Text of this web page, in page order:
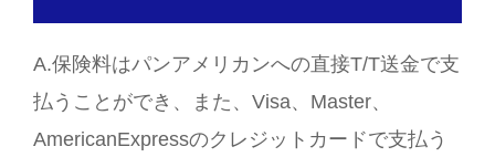
A.保険料はパンアメリカンへの直接T/T送金で支
払うことができ、また、Visa、Master、
AmericanExpressのクレジットカードで支払う